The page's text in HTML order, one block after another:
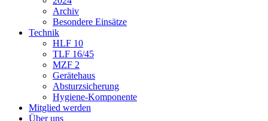
Archiv
Besondere Einsätze
Technik
HLF 10
TLF 16/45
MZF 2
Gerätehaus
Absturzsicherung
Hygiene-Komponente
Mitglied werden
Über uns